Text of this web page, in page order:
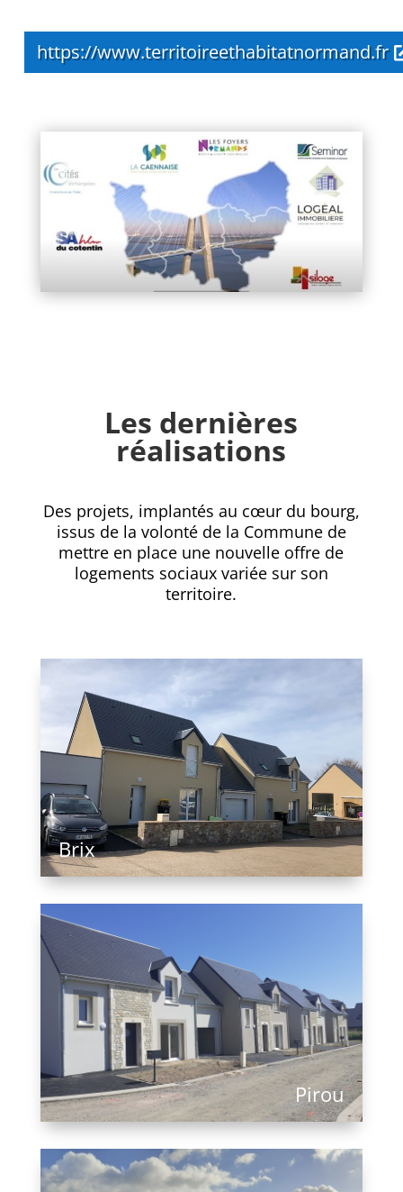
https://www.territoireethabitatnormand.fr
Les dernières
réalisations
Des projets, implantés au cœur du bourg,
issus de la volonté de la Commune de
mettre en place une nouvelle offre de
logements sociaux variée sur son
territoire.
Brix
Pirou